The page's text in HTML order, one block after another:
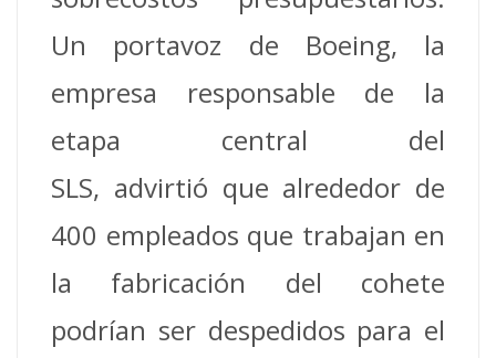
Un portavoz de Boeing, la
empresa responsable de la
etapa central del
SLS, advirtió que alrededor de
400 empleados que trabajan en
la fabricación del cohete
podrían ser despedidos para el